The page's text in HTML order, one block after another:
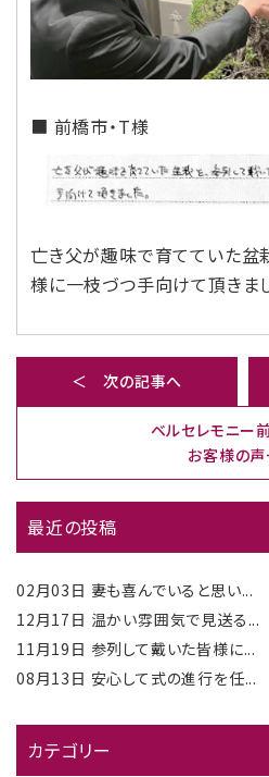
■ 前橋市・T様
亡き父が趣味で育てていた盆
様に一枝づつ手向けて頂きま
＜ 次の記事へ
ベルセレモニー
お客様の
最近の投稿
02月03日 妻も喜んでいると思い...
12月17日 温かい雰囲気で見送る...
11月19日 参列して戴いた皆様に...
08月13日 安心して式の進行を任...
カテゴリー